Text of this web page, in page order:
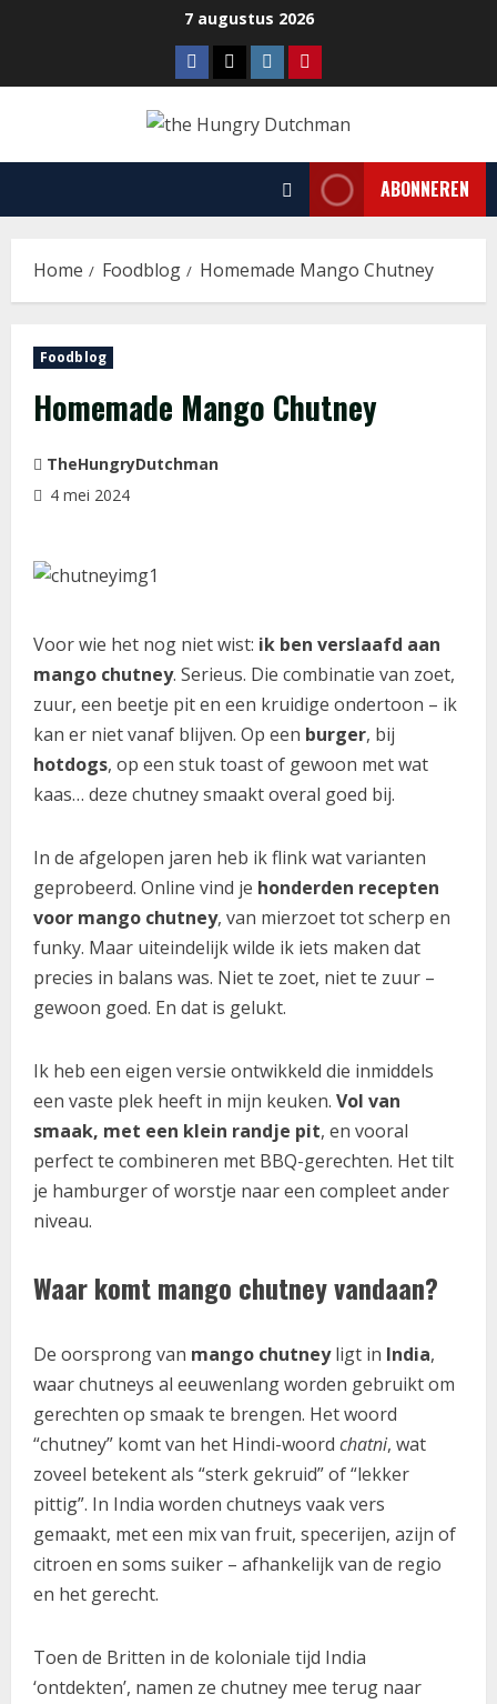
7 augustus 2026
Facebook
TiktokInstagramPinterest
ABONNEREN
Home Foodblog Homemade Mango Chutney
Foodblog
Homemade Mango Chutney
TheHungryDutchman
4 mei 2024
Voor wie het nog niet wist: ik ben verslaafd aan
mango chutney. Serieus. Die combinatie van zoet,
zuur, een beetje pit en een kruidige ondertoon – ik
kan er niet vanaf blijven. Op een burger, bij
hotdogs, op een stuk toast of gewoon met wat
kaas… deze chutney smaakt overal goed bij.
In de afgelopen jaren heb ik flink wat varianten
geprobeerd. Online vind je honderden recepten
voor mango chutney, van mierzoet tot scherp en
funky. Maar uiteindelijk wilde ik iets maken dat
precies in balans was. Niet te zoet, niet te zuur –
gewoon goed. En dat is gelukt.
Ik heb een eigen versie ontwikkeld die inmiddels
een vaste plek heeft in mijn keuken. Vol van
smaak, met een klein randje pit, en vooral
perfect te combineren met BBQ-gerechten. Het tilt
je hamburger of worstje naar een compleet ander
niveau.
Waar komt mango chutney vandaan?
De oorsprong van mango chutneyligt in India,
waar chutneys al eeuwenlang worden gebruikt om
gerechten op smaak te brengen. Het woord
“chutney” komt van het Hindi-woord chatni, wat
zoveel betekent als “sterk gekruid” of “lekker
pittig”. In India worden chutneys vaak vers
gemaakt, met een mix van fruit, specerijen, azijn of
citroen en soms suiker – afhankelijk van de regio
en het gerecht.
Toen de Britten in de koloniale tijd India
‘ontdekten’, namen ze chutney mee terug naar